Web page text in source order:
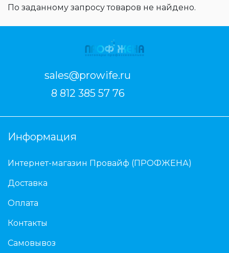
По заданному запросу товаров не найдено.
sales@prowife.ru
8 812 385 57 76
Информация
Интернет-магазин Провайф (ПРОФЖЕНА)
Доставка
Оплата
Контакты
Самовывоз